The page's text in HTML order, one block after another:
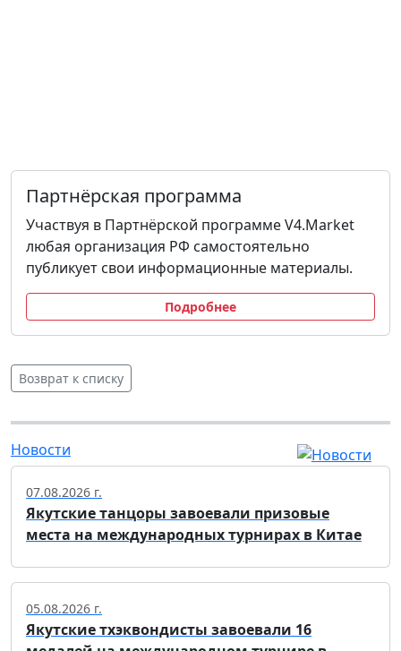
Партнёрская программа
Участвуя в Партнёрской программе V4.Market
любая организация РФ самостоятельно
публикует свои информационные материалы.
Подробнее
Возврат к списку
Новости
07.08.2026 г.
Якутские танцоры завоевали призовые
места на международных турнирах в Китае
05.08.2026 г.
Якутские тхэквондисты завоевали 16